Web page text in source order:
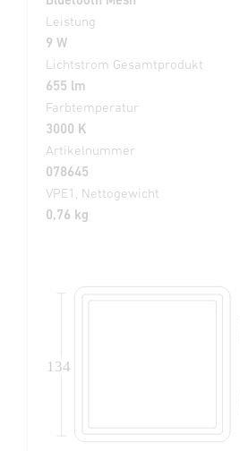
Leistung
9 W
Lichtstrom Gesamtprodukt
655 lm
Farbtemperatur
3000 K
Artikelnummer
078645
VPE1, Nettogewicht
0,76 kg
134